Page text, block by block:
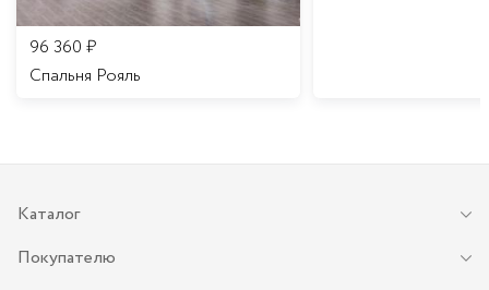
96 360 ₽
Спальня Рояль
Каталог
Покупателю